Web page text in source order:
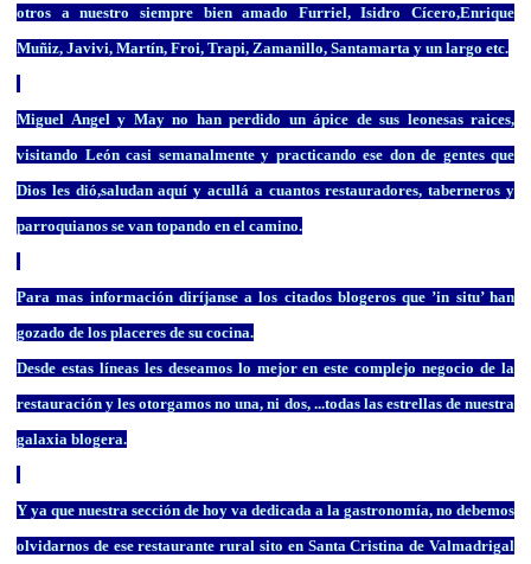
otros a nuestro siempre bien amado Furriel, Isidro Cícero,Enrique
Muñiz, Javivi, Martín, Froi, Trapi, Zamanillo, Santamarta y un largo etc.
Miguel Angel y May no han perdido un ápice de sus leonesas raices,
visitando León casi semanalmente y practicando ese don de gentes que
Dios les dió,saludan aquí y acullá a cuantos restauradores, taberneros y
parroquianos se van topando en el camino.
Para mas información diríjanse a los citados blogeros que ’in situ’ han
gozado de los placeres de su cocina.
Desde estas líneas les deseamos lo mejor en este complejo negocio de la
restauración y les otorgamos no una, ni dos, ...todas las estrellas de nuestra
galaxia blogera.
Y ya que nuestra sección de hoy va dedicada a la gastronomía, no debemos
olvidarnos de ese restaurante rural sito en Santa Cristina de Valmadrigal